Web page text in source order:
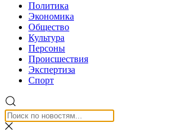
Политика
Экономика
Общество
Культура
Персоны
Происшествия
Экспертиза
Спорт